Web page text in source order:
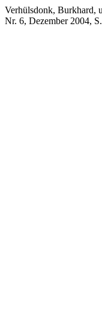
Verhülsdonk, Burkhard,
Nr. 6, Dezember 2004,